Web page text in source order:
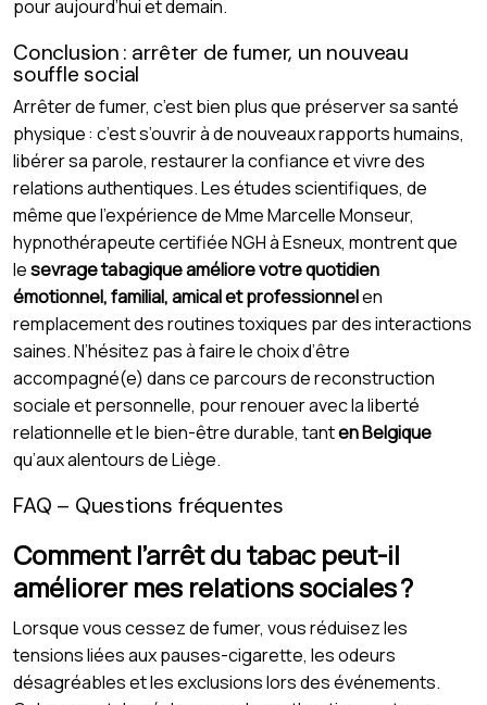
pour aujourd’hui et demain.
Conclusion : arrêter de fumer, un nouveau
souffle social
Arrêter de fumer, c’est bien plus que préserver sa santé
physique : c’est s’ouvrir à de nouveaux rapports humains,
libérer sa parole, restaurer la confiance et vivre des
relations authentiques. Les études scientifiques, de
même que l’expérience de Mme Marcelle Monseur,
hypnothérapeute certifiée NGH à Esneux, montrent que
lesevrage tabagique améliore votre quotidien
émotionnel, familial, amical et professionnelen
remplacement des routines toxiques par des interactions
saines. N’hésitez pas à faire le choix d’être
accompagné(e) dans ce parcours de reconstruction
sociale et personnelle, pour renouer avec la liberté
relationnelle et le bien-être durable, tanten Belgique
qu’aux alentours de Liège.
FAQ – Questions fréquentes
Comment l’arrêt du tabac peut-il
améliorer mes relations sociales ?
Lorsque vous cessez de fumer, vous réduisez les
tensions liées aux pauses-cigarette, les odeurs
désagréables et les exclusions lors des événements.